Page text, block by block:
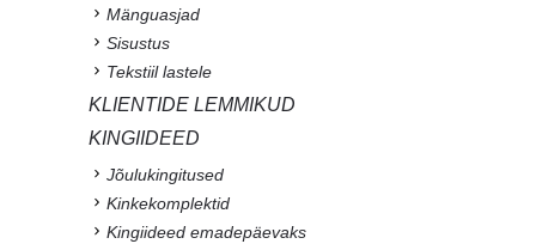
Mänguasjad
Sisustus
Tekstiil lastele
KLIENTIDE LEMMIKUD
KINGIIDEED
Jõulukingitused
Kinkekomplektid
Kingiideed emadepäevaks